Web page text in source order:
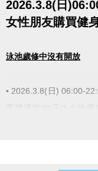
2026.3.8(日
女性朋友購買健
泳池歲修中沒有開放
• 2026.3.8(日) 06:00-
享體適能38元/1小時